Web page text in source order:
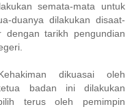
semata-mata untuk
duanya dilakukan disaat-
tarikh pengundian
dikuasai oleh
badan ini dilakukan
terus oleh pemimpin